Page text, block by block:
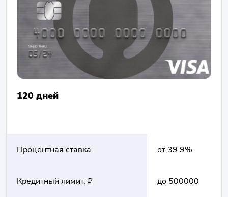
120 дней
Процентная ставка от 39.9%
Кредитный лимит, ₽ до 500000